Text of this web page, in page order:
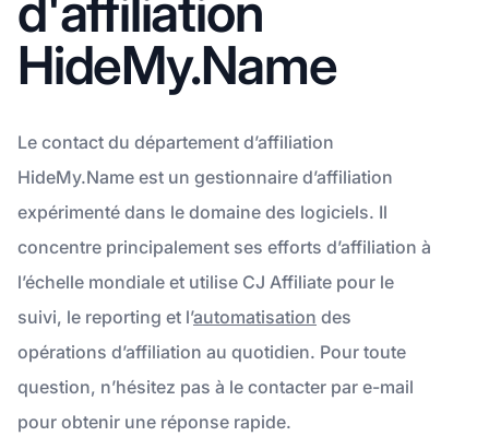
HideMy.Name
Le contact du département d’affiliation
HideMy.Name est un gestionnaire d’affiliation
expérimenté dans le domaine des logiciels. Il
concentre principalement ses efforts d’affiliation à
l’échelle mondiale et utilise CJ Affiliate pour le
suivi, le reporting et l’automatisation des
opérations d’affiliation au quotidien. Pour toute
question, n’hésitez pas à le contacter par e-mail
pour obtenir une réponse rapide.